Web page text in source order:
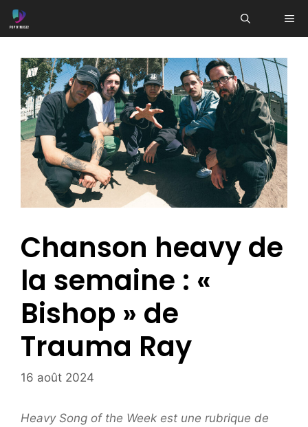
Aller
au
Chanson heavy de
la semaine : «
Bishop » de
Trauma Ray
16 août 2024
Heavy Song of the Week est une rubrique de